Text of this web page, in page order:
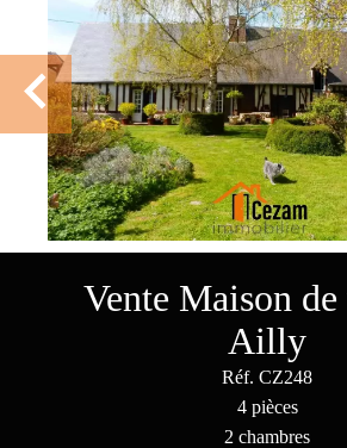
Vente Maison
Ailly
Réf. CZ248
4 pièces
2 chambres